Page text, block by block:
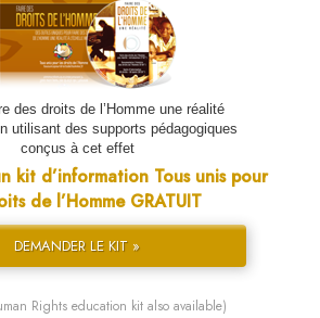
des droits de l’Homme une réalité
utilisant des supports pédagogiques
conçus à cet effet
kit d’information Tous unis pour
de l’Homme GRATUIT
DEMANDER LE KIT »
Rights education kit also available)